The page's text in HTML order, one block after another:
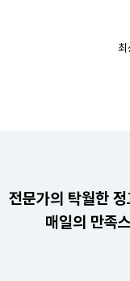
최
전문가의 탁월한
매일의 만족